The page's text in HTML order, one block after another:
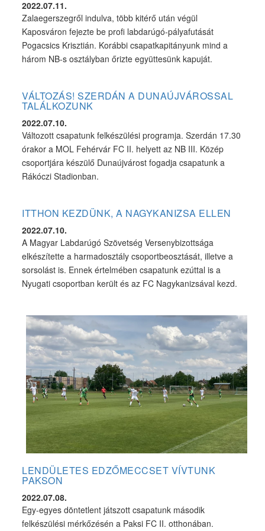
2022.07.11.
Zalaegerszegről indulva, több kitérő után végül
Kaposváron fejezte be profi labdarúgó-pályafutását
Pogacsics Krisztián. Korábbi csapatkapitányunk mind a
három NB-s osztályban őrizte együttesünk kapuját.
VÁLTOZÁS! SZERDÁN A DUNAÚJVÁROSSAL
TALÁLKOZUNK
2022.07.10.
Változott csapatunk felkészülési programja. Szerdán 17.30
órakor a MOL Fehérvár FC II. helyett az NB III. Közép
csoportjára készülő Dunaújvárost fogadja csapatunk a
Rákóczi Stadionban.
ITTHON KEZDÜNK, A NAGYKANIZSA ELLEN
2022.07.10.
A Magyar Labdarúgó Szövetség Versenybizottsága
elkészítette a harmadosztály csoportbeosztását, illetve a
sorsolást is. Ennek értelmében csapatunk ezúttal is a
Nyugati csoportban került és az FC Nagykanizsával kezd.
LENDÜLETES EDZŐMECCSET VÍVTUNK
PAKSON
2022.07.08.
Egy-egyes döntetlent játszott csapatunk második
felkészülési mérkőzésén a Paksi FC II. otthonában.